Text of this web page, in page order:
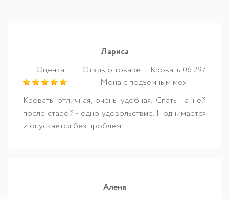
Лариса
Оценка
Отзыв о товаре:
Кровать 06.297
Мона с подъемным мех.
Кровать отличная, очень удобная. Спать на ней
после старой - одно удовольствие. Поднимается
и опускается без проблем.
Алена